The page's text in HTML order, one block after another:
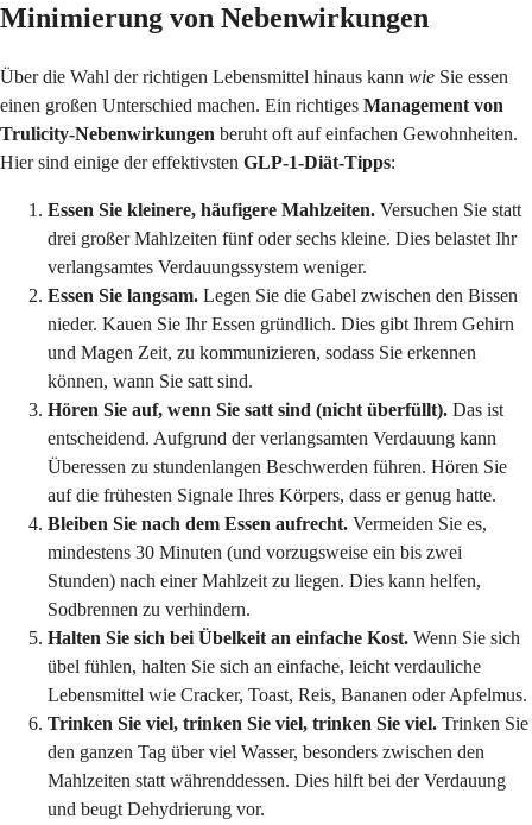
Minimierung von Nebenwirkungen
Über die Wahl der richtigen Lebensmittel hinaus kann wie Sie essen
einen großen Unterschied machen. Ein richtiges Management von
Trulicity-Nebenwirkungen beruht oft auf einfachen Gewohnheiten.
Hier sind einige der effektivsten GLP-1-Diät-Tipps:
Essen Sie kleinere, häufigere Mahlzeiten. Versuchen Sie statt
drei großer Mahlzeiten fünf oder sechs kleine. Dies belastet Ihr
verlangsamtes Verdauungssystem weniger.
Essen Sie langsam. Legen Sie die Gabel zwischen den Bissen
nieder. Kauen Sie Ihr Essen gründlich. Dies gibt Ihrem Gehirn
und Magen Zeit, zu kommunizieren, sodass Sie erkennen
können, wann Sie satt sind.
Hören Sie auf, wenn Sie satt sind (nicht überfüllt). Das ist
entscheidend. Aufgrund der verlangsamten Verdauung kann
Überessen zu stundenlangen Beschwerden führen. Hören Sie
auf die frühesten Signale Ihres Körpers, dass er genug hatte.
Bleiben Sie nach dem Essen aufrecht. Vermeiden Sie es,
mindestens 30 Minuten (und vorzugsweise ein bis zwei
Stunden) nach einer Mahlzeit zu liegen. Dies kann helfen,
Sodbrennen zu verhindern.
Halten Sie sich bei Übelkeit an einfache Kost. Wenn Sie sich
übel fühlen, halten Sie sich an einfache, leicht verdauliche
Lebensmittel wie Cracker, Toast, Reis, Bananen oder Apfelmus.
Trinken Sie viel, trinken Sie viel, trinken Sie viel. Trinken Sie
den ganzen Tag über viel Wasser, besonders zwischen den
Mahlzeiten statt währenddessen. Dies hilft bei der Verdauung
und beugt Dehydrierung vor.